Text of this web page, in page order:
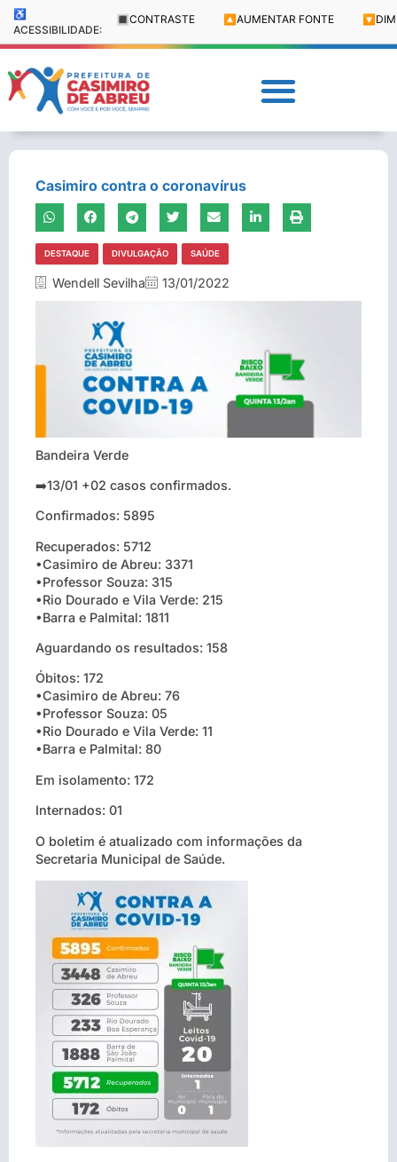
♿
ACESSIBILIDADE:
🔳 CONTRASTE 🔼 AUMENTAR FONTE 🔽
Casimiro contra o coronavírus
DESTAQUE DIVULGAÇÃO SAÚDE
Wendell Sevilha 13/01/2022
Bandeira Verde
➡️13/01 +02 casos confirmados.
Confirmados: 5895
Recuperados: 5712
•Casimiro de Abreu: 3371
•Professor Souza: 315
•Rio Dourado e Vila Verde: 215
•Barra e Palmital: 1811
Aguardando os resultados: 158
Óbitos: 172
•Casimiro de Abreu: 76
•Professor Souza: 05
•Rio Dourado e Vila Verde: 11
•Barra e Palmital: 80
Em isolamento: 172
Internados: 01
O boletim é atualizado com informações da
Secretaria Municipal de Saúde.